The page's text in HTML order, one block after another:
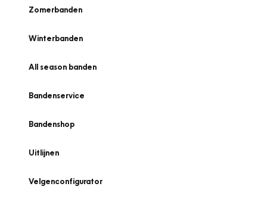
Zomerbanden
Winterbanden
All season banden
Bandenservice
Bandenshop
Uitlijnen
Velgenconfigurator